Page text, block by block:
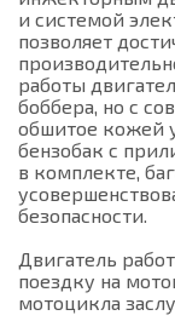
и системой
позволяет
работы
боббера, но с
обшитое кожей
бензобак с
в комплекте,
безопасности.
Двигатель
поездку на
мотоцикла